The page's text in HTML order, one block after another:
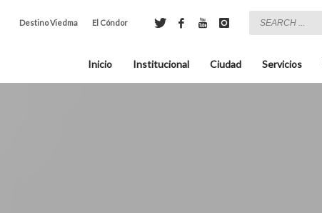
Destino Viedma El Cóndor
Inicio Institucional Ciudad Servicios